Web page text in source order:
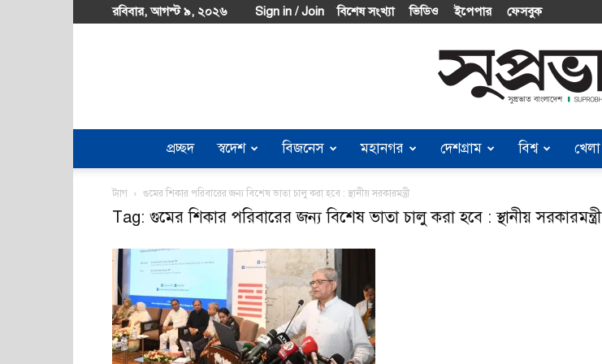
রবিবার, আগস্ট ৯, ২০২৬ Sign in / Join বিশেষ সংখ্যা ভিডিও ইপেপার ফেসবুক
Suprobhat
প্রচ্ছদ স্বদেশ বিজনেস মহানগর দেশগ্রাম বিশ্ব খেলা
ট্যাগ গুমের শিকার পরিবারের জন্য বিশেষ ভাতা চালু করা হবে : স্থানীয় সরকারমন্ত্রী
Tag: গুমের শিকার পরিবারের জন্য বিশেষ ভাতা চালু করা হবে : স্থানীয় সরকারমন্ত্রী